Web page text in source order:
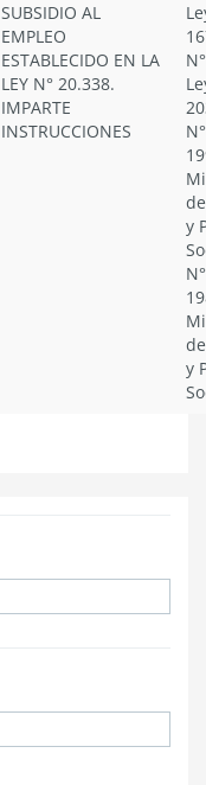
SUBSIDIO AL
EMPLEO
ESTABLECIDO EN LA
LEY N° 20.338.
IMPARTE
INSTRUCCIONES
y
y